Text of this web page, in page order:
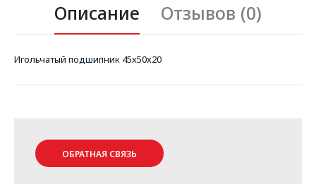
Описание Отзывов (0)
Игольчатый подшипник 45x50x20
ОБРАТНАЯ СВЯЗЬ